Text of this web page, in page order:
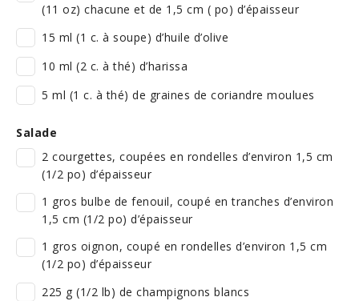
(11 oz) chacune et de 1,5 cm ( po) d’épaisseur
15 ml (1 c. à soupe) d’huile d’olive
10 ml (2 c. à thé) d’harissa
5 ml (1 c. à thé) de graines de coriandre moulues
Salade
2 courgettes, coupées en rondelles d’environ 1,5 cm
(1/2 po) d’épaisseur
1 gros bulbe de fenouil, coupé en tranches d’environ
1,5 cm (1/2 po) d’épaisseur
1 gros oignon, coupé en rondelles d’environ 1,5 cm
(1/2 po) d’épaisseur
225 g (1/2 lb) de champignons blancs